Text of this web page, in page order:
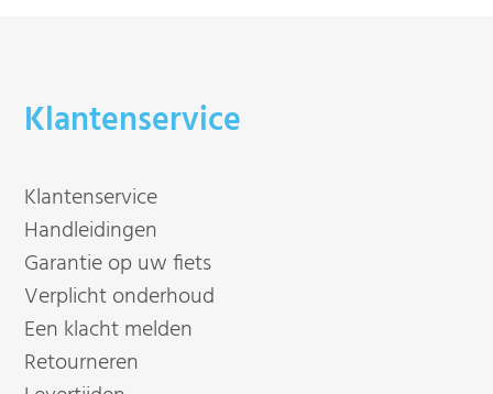
Klantenservice
Klantenservice
Handleidingen
Garantie op uw fiets
Verplicht onderhoud
Een klacht melden
Retourneren